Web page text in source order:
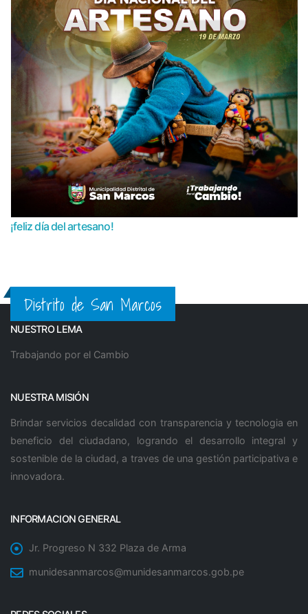
¡feliz día del artesano!
Distrito de San Marcos
NUESTRO LEMA
Trabajando por el Cambio
NUESTRA MISIÓN
Brindar servicios decalidad con transparencia y tecnologia en
beneficio del ciudadano, logrando el desarrollo integral y
sostenible de la ciudad, a traves de una gestión participativa e
innovadora.
INFORMACION GENERAL
Jr. Progreso N 332 Plaza de Arma
munidesanmarcos@munidesanmarcos.gob.pe